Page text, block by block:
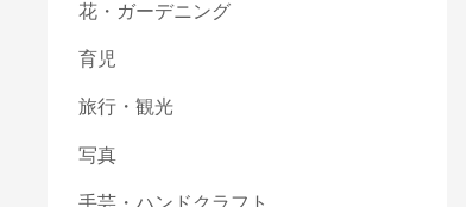
花・ガーデニング
育児
旅行・観光
写真
手芸・ハンドクラフト